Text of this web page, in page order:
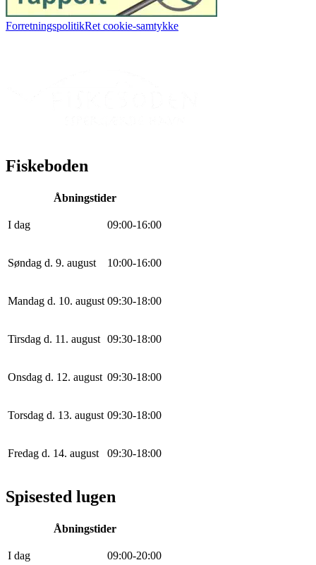
ForretningspolitikRet cookie-samtykke
Fiskeboden
Åbningstider
I dag 09:00-16:00
Søndag d. 9. august 10:00-16:00
Mandag d. 10. august 09:30-18:00
Tirsdag d. 11. august 09:30-18:00
Onsdag d. 12. august 09:30-18:00
Torsdag d. 13. august 09:30-18:00
Fredag d. 14. august 09:30-18:00
Spisested lugen
Åbningstider
I dag 09:00-20:00